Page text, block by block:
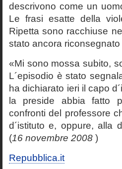
descrivono come un
Le frasi esatte della
Ripetta sono racchiuse
stato ancora
«Mi sono mossa subito,
L´episodio è stato
ha dichiarato ieri il capo
la preside abbia fatto
confronti del professore
d´istituto e, oppure, alla
(16 novembre 2008 )
Repubblica.it